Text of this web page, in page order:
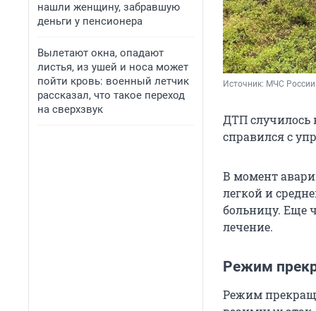
нашли женщину, забравшую
деньги у пенсионера
Вылетают окна, опадают
листья, из ушей и носа может
пойти кровь: военный летчик
рассказал, что такое переход
на сверхзвук
Источник: МЧС
ДТП случилось
справился с
В момент
легкой и
больницу. Еще
лечение.
Режим
Режим